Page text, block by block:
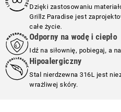
Dzięki zastosowaniu
Grillz Paradise jest
całe życie.
Odporny na wodę i ciepło
Idź na siłownię, pobiegaj, a
Hipoalergiczny
Stal nierdzewna 316L jest
wrażliwej skóry.